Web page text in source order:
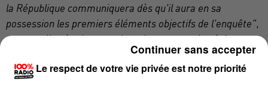
la République communiquera dès qu'il aura en sa
possession les premiers éléments objectifs de l'enquête",
peut-on lire également dans le communiqué du
parquet. La procureur, Cécile Deprade, a précisé que
"les investigations n'étaient pas faites"et ne
Le respect de votre vie privée est notre priorité
Continuer sans accepter